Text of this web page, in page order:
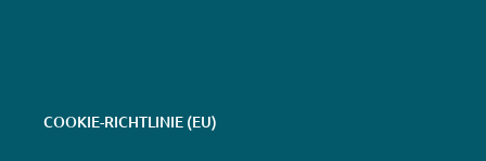
COOKIE-RICHTLINIE (EU)